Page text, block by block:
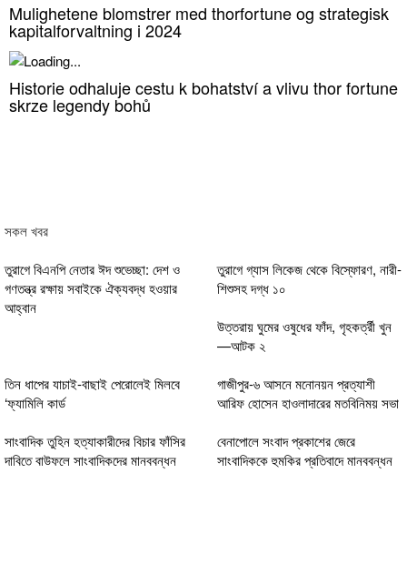
Mulighetene blomstrer med thorfortune og strategisk
kapitalforvaltning i 2024
Historie odhaluje cestu k bohatství a vlivu thor fortune
skrze legendy bohů
সকল খবর
তুরাগে বিএনপি নেতার ঈদ শুভেচ্ছা: দেশ ও
গণতন্ত্র রক্ষায় সবাইকে ঐক্যবদ্ধ হওয়ার
আহ্বান
তুরাগে গ্যাস লিকেজ থেকে বিস্ফোরণ, নারী-
শিশুসহ দগ্ধ ১০
উত্তরায় ঘুমের ওষুধের ফাঁদ, গৃহকর্ত্রী খুন
—আটক ২
তিন ধাপের যাচাই-বাছাই পেরোলেই মিলবে
‘ফ্যামিলি কার্ড
গাজীপুর-৬ আসনে মনোনয়ন প্রত্যাশী
আরিফ হোসেন হাওলাদারের মতবিনিময় সভা
সাংবাদিক তুহিন হত্যাকারীদের বিচার ফাঁসির
দাবিতে বাউফলে সাংবাদিকদের মানববন্ধন
বেনাপোলে সংবাদ প্রকাশের জেরে
সাংবাদিককে হুমকির প্রতিবাদে মানববন্ধন